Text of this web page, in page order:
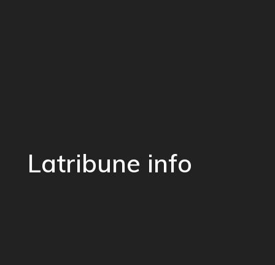
Latribune info